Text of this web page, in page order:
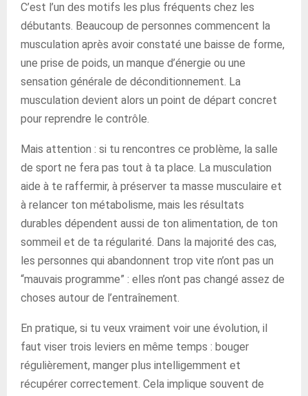
C’est l’un des motifs les plus fréquents chez les
débutants. Beaucoup de personnes commencent la
musculation après avoir constaté une baisse de forme,
une prise de poids, un manque d’énergie ou une
sensation générale de déconditionnement. La
musculation devient alors un point de départ concret
pour reprendre le contrôle.
Mais attention : si tu rencontres ce problème, la salle
de sport ne fera pas tout à ta place. La musculation
aide à te raffermir, à préserver ta masse musculaire et
à relancer ton métabolisme, mais les résultats
durables dépendent aussi de ton alimentation, de ton
sommeil et de ta régularité. Dans la majorité des cas,
les personnes qui abandonnent trop vite n’ont pas un
“mauvais programme” : elles n’ont pas changé assez de
choses autour de l’entraînement.
En pratique, si tu veux vraiment voir une évolution, il
faut viser trois leviers en même temps : bouger
régulièrement, manger plus intelligemment et
récupérer correctement. Cela implique souvent de